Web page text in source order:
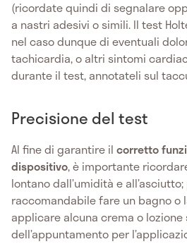
(ricordate quindi di segnalare
a nastri adesivi o simili. Il test
nel caso dunque di eventuali
tachicardia, o altri sintomi
durante il test, annotateli sul
Precisione del test
Al fine di garantire il corretto
dispositivo, è importante
lontano dall’umidità e
raccomandabile fare un bagno o
applicare alcuna crema o
dell’appuntamento per